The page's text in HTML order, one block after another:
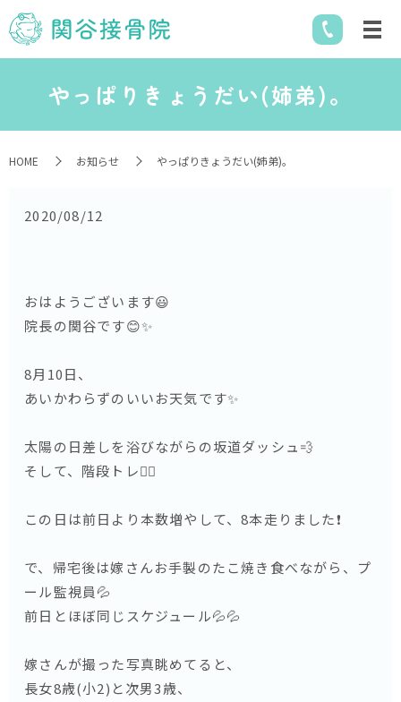
やっぱりきょうだい(姉弟)。
HOME お知らせ やっぱりきょうだい(姉弟)。
2020/08/12
おはようございます😃
院長の関谷です😊✨
8月10日、
あいかわらずのいいお天気です✨
太陽の日差しを浴びながらの坂道ダッシュ💨
そして、階段トレ🏃‍♂️
この日は前日より本数増やして、8本走りました❗️
で、帰宅後は嫁さんお手製のたこ焼き食べながら、プ
ール監視員💦
前日とほぼ同じスケジュール💦💦
嫁さんが撮った写真眺めてると、
長女8歳(小2)と次男3歳、